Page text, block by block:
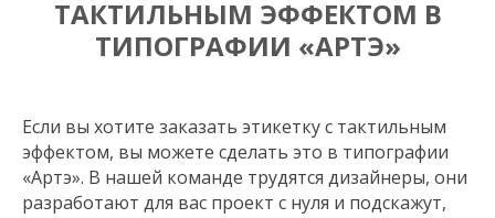
ТАКТИЛЬНЫМ ЭФФЕКТОМ В
ТИПОГРАФИИ «АРТЭ»
Если вы хотите заказать этикетку с тактильным
эффектом, вы можете сделать это в типографии
«Артэ». В нашей команде трудятся дизайнеры, они
разработают для вас проект с нуля и подскажут,